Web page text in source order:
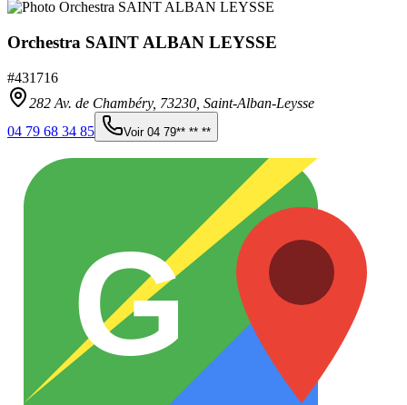
Orchestra SAINT ALBAN LEYSSE
#431716
282 Av. de Chambéry, 73230 Saint-Alban-Leysse
04 79 68 34 85
Voir 04 79** ** **
G